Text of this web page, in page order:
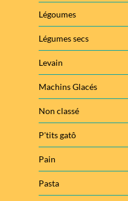
Légoumes
Légumes secs
Levain
Machins Glacés
Non classé
P'tits gatô
Pain
Pasta